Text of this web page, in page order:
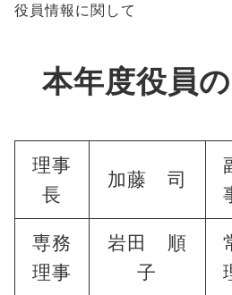
役員情報に関して
本年度役員
理事
長
加藤 司
専務
理事
岩田 順
子